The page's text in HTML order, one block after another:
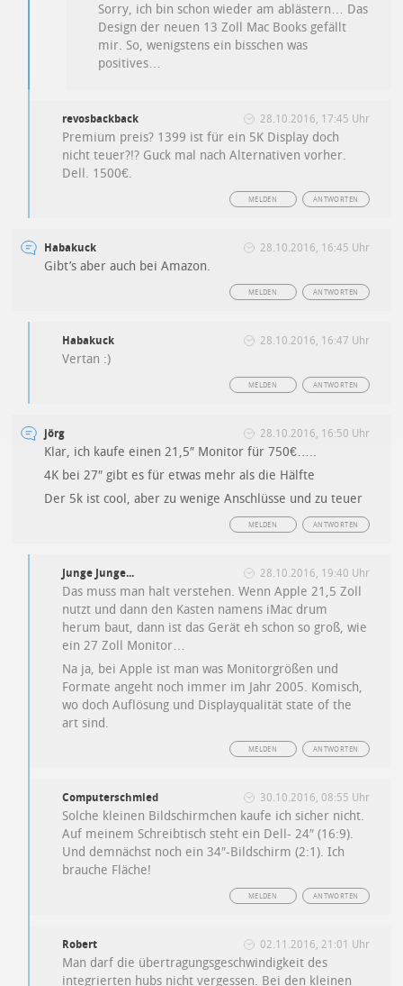
Sorry, ich bin schon wieder am ablästern… Das
Design der neuen 13 Zoll Mac Books gefällt
mir. So, wenigstens ein bisschen was
positives…
revosbackback 28.10.2016, 17:45 Uhr
Premium preis? 1399 ist für ein 5K Display doch
nicht teuer?!? Guck mal nach Alternativen vorher.
Dell. 1500€.
ANTWORTEN
MELDEN
Habakuck 28.10.2016, 16:45 Uhr
Gibt’s aber auch bei Amazon.
ANTWORTEN
MELDEN
Habakuck 28.10.2016, 16:47 Uhr
Vertan :)
ANTWORTEN
MELDEN
jörg 28.10.2016, 16:50 Uhr
Klar, ich kaufe einen 21,5″ Monitor für 750€…..
4K bei 27″ gibt es für etwas mehr als die Hälfte
Der 5k ist cool, aber zu wenige Anschlüsse und zu teuer
ANTWORTEN
MELDEN
Junge Junge... 28.10.2016, 19:40 Uhr
Das muss man halt verstehen. Wenn Apple 21,5 Zoll
nutzt und dann den Kasten namens iMac drum
herum baut, dann ist das Gerät eh schon so groß, wie
ein 27 Zoll Monitor…
Na ja, bei Apple ist man was Monitorgrößen und
Formate angeht noch immer im Jahr 2005. Komisch,
wo doch Auflösung und Displayqualität state of the
art sind.
ANTWORTEN
MELDEN
Computerschmied 30.10.2016, 08:55 Uhr
Solche kleinen Bildschirmchen kaufe ich sicher nicht.
Auf meinem Schreibtisch steht ein Dell- 24″ (16:9).
Und demnächst noch ein 34″-Bildschirm (2:1). Ich
brauche Fläche!
ANTWORTEN
MELDEN
Robert 02.11.2016, 21:01 Uhr
Man darf die übertragungsgeschwindigkeit des
integrierten hubs nicht vergessen. Bei den kleinen